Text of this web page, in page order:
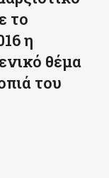
το
η
θέμα
του